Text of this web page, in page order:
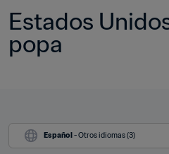
Estados
popa
Español - Otros idiomas (3)